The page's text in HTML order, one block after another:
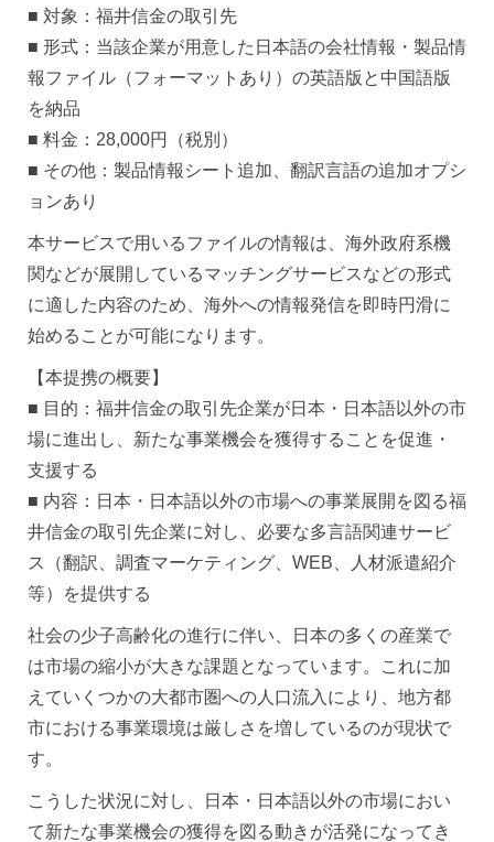
■ 対象：福井信金の取引先
■ 形式：当該企業が用意した日本語の会社情報・製品情
報ファイル（フォーマットあり）の英語版と中国語版
を納品
■ 料金：28,000円（税別）
■ その他：製品情報シート追加、翻訳言語の追加オプシ
ョンあり
本サービスで用いるファイルの情報は、海外政府系機
関などが展開しているマッチングサービスなどの形式
に適した内容のため、海外への情報発信を即時円滑に
始めることが可能になります。
【本提携の概要】
■ 目的：福井信金の取引先企業が日本・日本語以外の市
場に進出し、新たな事業機会を獲得することを促進・
支援する
■ 内容：日本・日本語以外の市場への事業展開を図る福
井信金の取引先企業に対し、必要な多言語関連サービ
ス（翻訳、調査マーケティング、WEB、人材派遣紹介
等）を提供する
社会の少子高齢化の進行に伴い、日本の多くの産業で
は市場の縮小が大きな課題となっています。これに加
えていくつかの大都市圏への人口流入により、地方都
市における事業環境は厳しさを増しているのが現状で
す。
こうした状況に対し、日本・日本語以外の市場におい
て新たな事業機会の獲得を図る動きが活発になってき